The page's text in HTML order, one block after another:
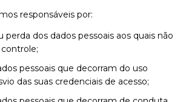
responsáveis por:
perda dos dados pessoais aos quais não
pessoais que decorram do uso
das suas credenciais de acesso;